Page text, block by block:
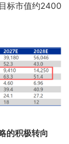
标市值约2400
的积极转向